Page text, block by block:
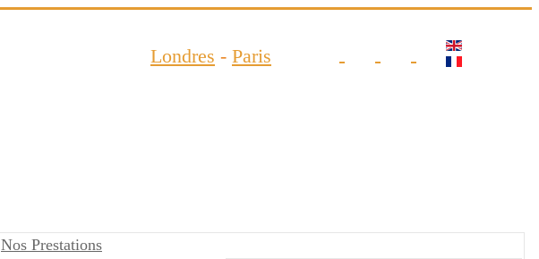
Londres - Paris
Nos Prestations